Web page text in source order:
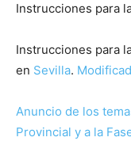
Instrucciones para
Instrucciones para
en Sevilla.
Anuncio de los
Provincial y a la